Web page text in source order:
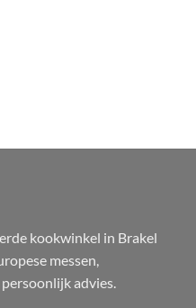
kookwinkel in Brakel
messen,
advies.